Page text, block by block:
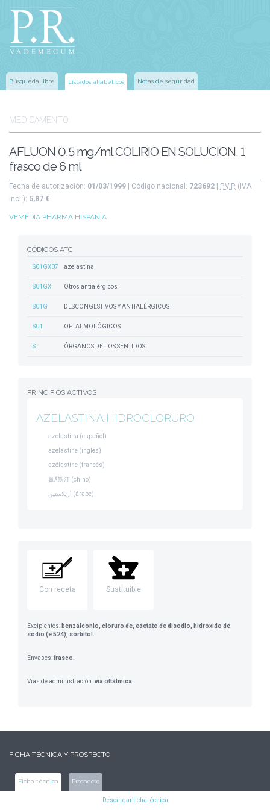
Búsqueda libre Listados alfabéticos Notas de seguridad
MEDICAMENTO
AFLUON 0,5 mg/ml COLIRIO EN SOLUCION, 1
frasco de 6 ml
Fecha de autorización: 01/03/1999 | Código nacional: 723692 P.V.P. (IVA
incl.): 5,87 €
VEMEDIA PHARMA HISPANIA
CÓDIGOS ATC
S01GX07 azelastina
S01GX Otros antialérgicos
S01G DESCONGESTIVOS Y ANTIALÉRGICOS
S01 OFTALMOLÓGICOS
S ÓRGANOS DE LOS SENTIDOS
PRINCIPIOS ACTIVOS
AZELASTINA HIDROCLORURO
azelastina (español)
azelastine (inglés)
azélastine (francés)
氮斯汀 (chino)
أزيلاستين (árabe)
Con receta Sustituible
Excipientes: benzalconio, cloruro de, edetato de disodio, hidroxido de
sodio (e 524), sorbitol
Envases:frasco
Vias de administración:vía oftálmica
FICHA TÉCNICA Y PROSPECTO
Ficha técnica Prospecto
Descargar ficha técnica